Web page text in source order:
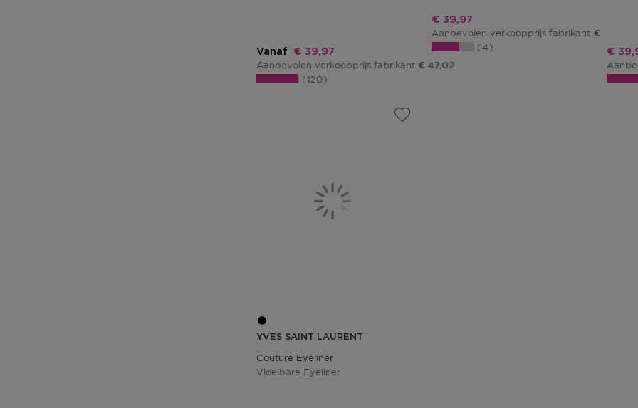
Vanaf Kortingsprijs
€ 39,97
Aanbevolen verkoopprijs fabrikant € 47,02
120
Kortingsprijs
€ 39,97
Aanbevolen verkoopprijs fabrikant € 47,02
4 €
YVES SAINT LAURENT
Couture Eyeliner
Vloeibare Eyeliner